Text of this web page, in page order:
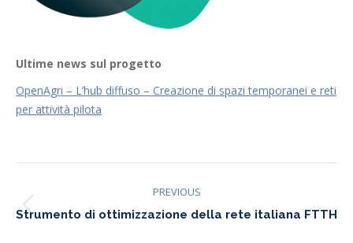
Ultime news sul progetto
OpenAgri – L’hub diffuso – Creazione di spazi temporanei e reti
per attività pilota
Project
navigation
PREVIOUS
Previous
Strumento di ottimizzazione della rete italiana FTTH